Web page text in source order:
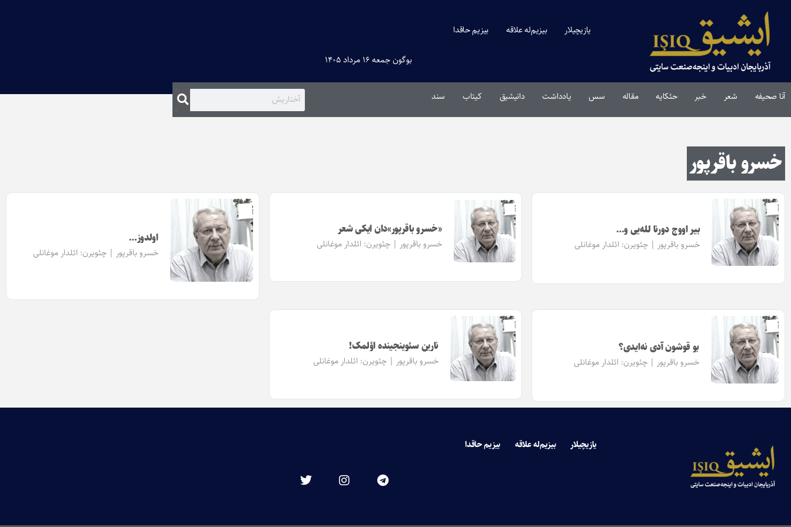
یازیچیلار بیزیم‌له علاقه بیزیم حاقدا
بوگون جمعه ۱۶ مرداد ۱۴۰۵
آنا صحیفه شعر خبر حئکایه مقاله‌ سس یادداشت دانیشیق کیتاب سند
خسرو باقرپور
بیر اووج دورنا لـله‌یی و…
خسرو باقرپور | چئویرن: ائلدار موغانلی
«خسرو باقرپور»دان ایکی شعر
خسرو باقرپور | چئویرن: ائلدار موغانلی اولدوز…
خسرو باقرپور | چئویرن: ائلدار موغانلی
بو قوشون آدی نه‌ایدی؟
خسرو باقرپور | چئویرن: ائلدار موغانلی
نارین سئوینجینده اؤلمک!
خسرو باقرپور | چئویرن: ائلدار موغانلی
یازیچیلار بیزیم‌له علاقه بیزیم حاقدا